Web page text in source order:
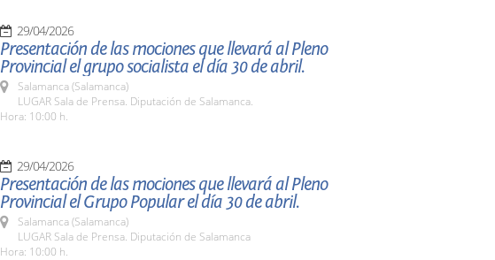
29/04/2026
Presentación de las mociones que llevará al Pleno
Provincial el grupo socialista el día 30 de abril.
Salamanca (Salamanca)
LUGAR Sala de Prensa. Diputación de Salamanca.
Hora: 10:00 h.
29/04/2026
Presentación de las mociones que llevará al Pleno
Provincial el Grupo Popular el día 30 de abril.
Salamanca (Salamanca)
LUGAR Sala de Prensa. Diputación de Salamanca
Hora: 10:00 h.